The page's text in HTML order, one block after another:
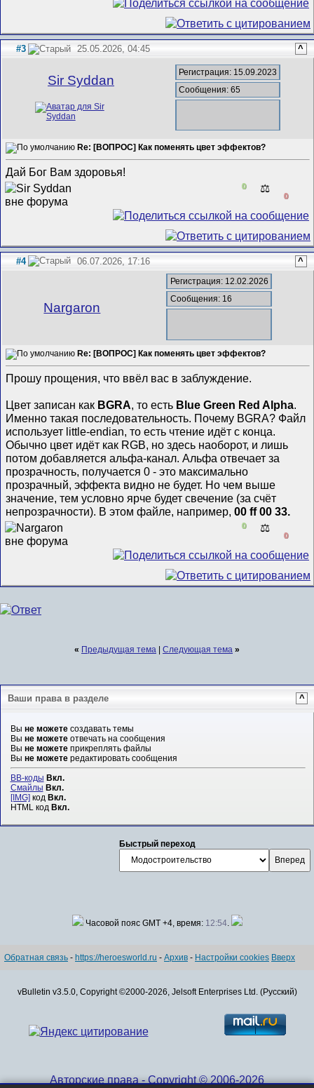
#3 25.05.2026, 04:45 ^
Sir Syddan
Регистрация: 15.09.2023
Сообщения: 65
Re: [ВОПРОС] Как поменять цвет эффектов?
Дай Бог Вам здоровья!
0 ⚖️
0
#4 06.07.2026, 17:16 ^
Nargaron
Регистрация: 12.02.2026
Сообщения: 16
Re: [ВОПРОС] Как поменять цвет эффектов?
Прошу прощения, что ввёл вас в заблуждение.
Цвет записан как BGRA, то есть Blue Green Red Alpha.
Именно такая последовательность. Почему BGRA? Файл
использует little-endian, то есть чтение идёт с конца.
Обычно цвет идёт как RGB, но здесь наоборот, и лишь
потом добавляется альфа-канал. Альфа отвечает за
прозрачность, получается 0 - это максимально
прозрачный, эффекта видно не будет. Но чем выше
значение, тем условно ярче будет свечение (за счёт
непрозрачности). В этом файле, например,00 ff 00 33.
0 ⚖️
0
« Предыдущая тема Следующая тема »
Ваши права в разделе ^
Вы не можетесоздавать темы
Вы не можетеотвечать на сообщения
Вы не можетеприкреплять файлы
Вы не можетередактировать сообщения
BB-коды Вкл.
Смайлы Вкл.
[IMG] код Вкл.
HTML код Вкл.
Быстрый переход
Часовой пояс GMT +4, время: 12:54.
Обратная связь - https://heroesworld.ru - Архив - Настройки cookies Вверх
vBulletin v3.5.0, Copyright ©2000-2026, Jelsoft Enterprises Ltd. (Русский)
Авторские права - Copyright © 2006-2026